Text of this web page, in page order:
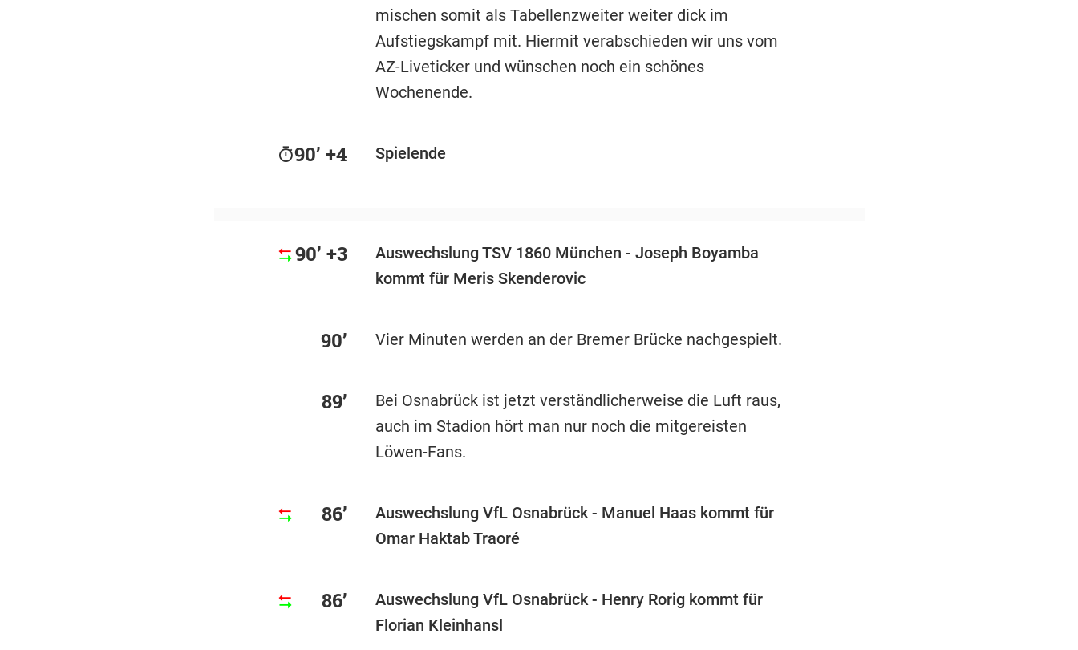
mischen somit als Tabellenzweiter weiter dick im
Aufstiegskampf mit. Hiermit verabschieden wir uns vom
AZ-Liveticker und wünschen noch ein schönes
Wochenende.
90’ +4 Spielende
90’ +3
Auswechslung TSV 1860 München - Joseph Boyamba
kommt für Meris Skenderovic
90’ Vier Minuten werden an der Bremer Brücke nachgespielt.
89’
Bei Osnabrück ist jetzt verständlicherweise die Luft raus,
auch im Stadion hört man nur noch die mitgereisten
Löwen-Fans.
86’
Auswechslung VfL Osnabrück - Manuel Haas kommt für
Omar Haktab Traoré
86’
Auswechslung VfL Osnabrück - Henry Rorig kommt für
Florian Kleinhansl